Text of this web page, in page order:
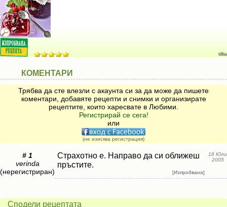
tillia
КОМЕНТАРИ
Трябва да сте влезли с акаунта си за да може да пишете
коментари, добавяте рецепти и снимки и организирате
рецептите, които харесвате в Любими.
Регистрирай се сега!
или
(не изисква регистрация)
# 1
verinda
(нерегистриран)
Страхотно е. Направо да си оближеш
пръстите.
[Изпробвана]
18 Юли
2005
Сподели рецептата